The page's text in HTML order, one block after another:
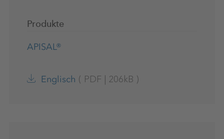
Produkte
APISAL®
Englisch ( PDF | 206kB )